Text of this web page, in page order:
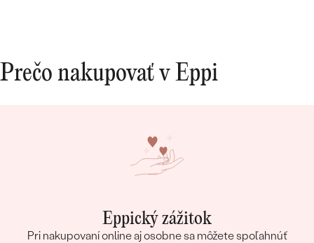
Prečo nakupovať v Eppi
Eppický zážitok
Pri nakupovaní online aj osobne sa môžete spoľahnúť